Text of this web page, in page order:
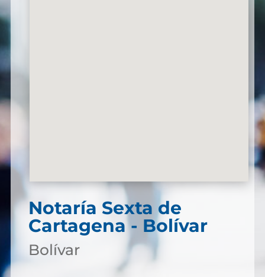
Notaría Sexta de
Cartagena - Bolívar
Bolívar